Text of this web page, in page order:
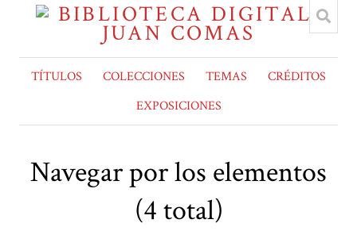
TÍTULOS COLECCIONES TEMAS
CRÉDITOS
EXPOSICIONES
Navegar por los elementos
(4 total)